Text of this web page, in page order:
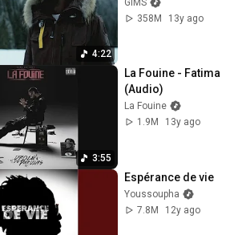
4:22
358M
13y ago
3:55
La Fouine - Fatima
(Audio)
La Fouine
1.9M
13y ago
Espérance de vie
Youssoupha
7.8M
12y ago